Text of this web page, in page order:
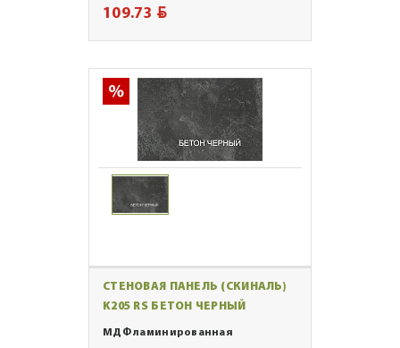
109.73 BYN
СТЕНОВАЯ ПАНЕЛЬ (СКИНАЛЬ)
K205 RS БЕТОН ЧЕРНЫЙ
МДФ ламинированная